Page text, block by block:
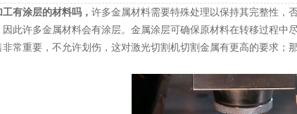
工有涂层的材料吗， 许多金属材料需要特殊处理以保持其完整性，
此许多金属材料会有涂层。金属涂层可确保原材料在转移过程中
常重要，不允许划伤，这对激光切割机切割金属有更高的要求；